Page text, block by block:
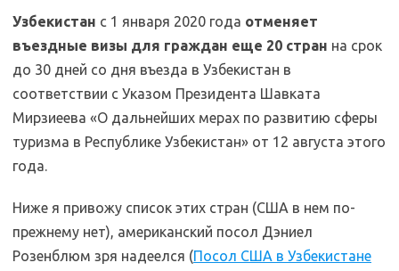
Узбекистан с 1 января 2020 года отменяет
въездные визы для граждан еще 20 стран на срок
до 30 дней со дня въезда в Узбекистан в
соответствии с Указом Президента Шавката
Мирзиеева «О дальнейших мерах по развитию сферы
туризма в Республике Узбекистан» от 12 августа этого
года.
Ниже я привожу список этих стран (США в нем по-
прежнему нет), американский посол Дэниел
Розенблюм зря надеелся (Посол США в Узбекистане